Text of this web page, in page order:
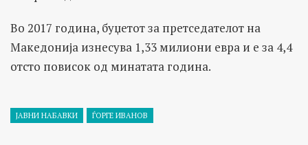
Во 2017 година, буџетот за претседателот на
Македонија изнесува 1,33 милиони евра и е за 4,4
отсто повисок од минатата година.
ЈАВНИ НАБАВКИ ЃОРГЕ ИВАНОВ